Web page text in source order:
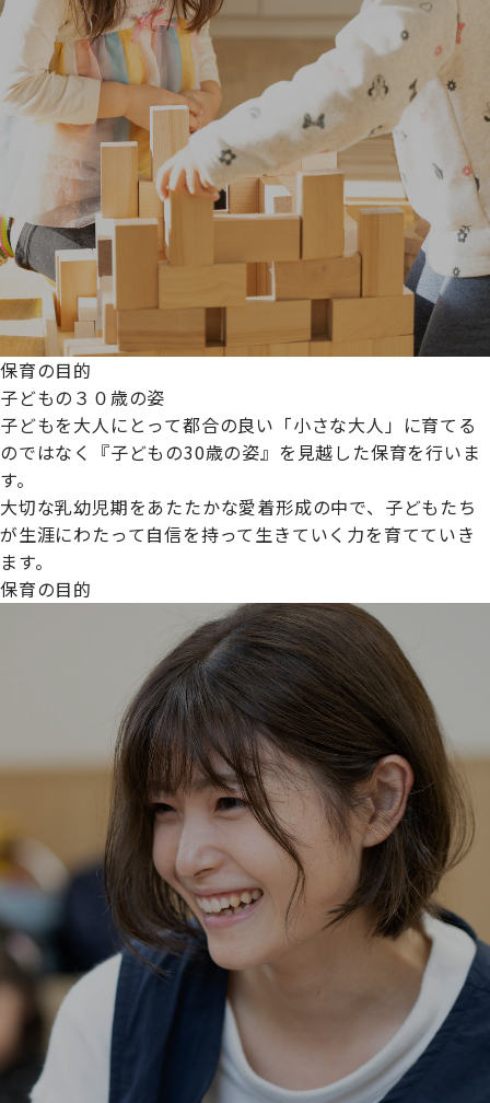
プライムスターほいくえんグループは女性が安心して働き
続けられる環境づくりに取り組んでおり、厚生労働省の
【えるぼし認定(☆☆)】
保育の目的
子どもの３０歳の姿
子どもを大人にとって都合の良い「小さな大人」に育てる
のではなく『子どもの30歳の姿』を見越した保育を行いま
す。
大切な乳幼児期をあたたかな愛着形成の中で、子どもたち
が生涯にわたって自信を持って生きていく力を育てていき
ます。
保育の目的